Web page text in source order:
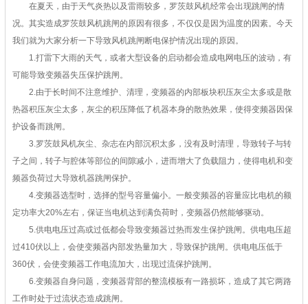
在夏天，由于天气炎热以及雷雨较多，罗茨鼓风机经常会出现跳闸的情
况。其实造成罗茨鼓风机跳闸的原因有很多，不仅仅是因为温度的因素。今天
我们就为大家分析一下导致风机跳闸断电保护情况出现的原因。
1.打雷下大雨的天气，或者大型设备的启动都会造成电网电压的波动，有
可能导致变频器失压保护跳闸。
2.由于长时间不注意维护、清理，变频器的内部板块积压灰尘太多或是散
热器积压灰尘太多，灰尘的积压降低了机器本身的散热效果，使得变频器因保
护设备而跳闸。
3.罗茨鼓风机灰尘、杂志在内部沉积太多，没有及时清理，导致转子与转
子之间，转子与腔体等部位的间隙减小，进而增大了负载阻力，使得电机和变
频器负荷过大导致机器跳闸保护。
4.变频器选型时，选择的型号容量偏小。一般变频器的容量应比电机的额
定功率大20%左右，保证当电机达到满负荷时，变频器仍然能够驱动。
5.供电电压过高或过低都会导致变频器过热而发生保护跳闸。供电电压超
过410伏以上，会使变频器内部发热量加大，导致保护跳闸。供电电压低于
360伏，会使变频器工作电流加大，出现过流保护跳闸。
6.变频器自身问题，变频器背部的整流模板有一路损坏，造成了其它两路
工作时处于过流状态造成跳闸。